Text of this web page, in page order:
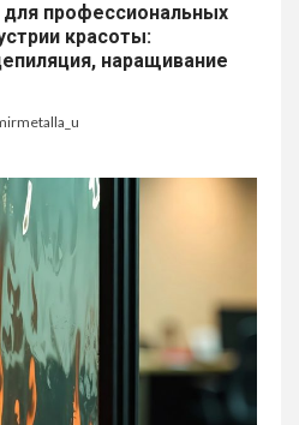
профессиональных
красоты:
наращивание